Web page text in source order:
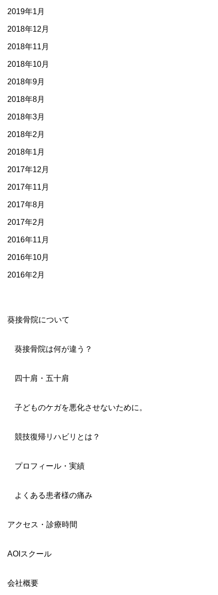
2019年1月
2018年12月
2018年11月
2018年10月
2018年9月
2018年8月
2018年3月
2018年2月
2018年1月
2017年12月
2017年11月
2017年8月
2017年2月
2016年11月
2016年10月
2016年2月
葵接骨院について
葵接骨院は何が違う？
四十肩・五十肩
子どものケガを悪化させないために。
競技復帰リハビリとは？
プロフィール・実績
よくある患者様の痛み
アクセス・診療時間
AOIスクール
会社概要